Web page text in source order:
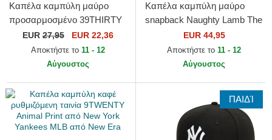
Καπέλα καμπύλη μαύρο
προσαρμοσμένο 39THIRTY
Classic από New York
Yankees MLB από New Era
EUR27,95 EUR 22,36
Αποκτήστε το 11 - 12
Αύγουστος
Καπέλα καμπύλη μαύρο
snapback Naughty Lamb The
Farm Goorin Bros.
EUR 44,95
Αποκτήστε το 11 - 12
Αύγουστος
ΠΑΙΔΊ